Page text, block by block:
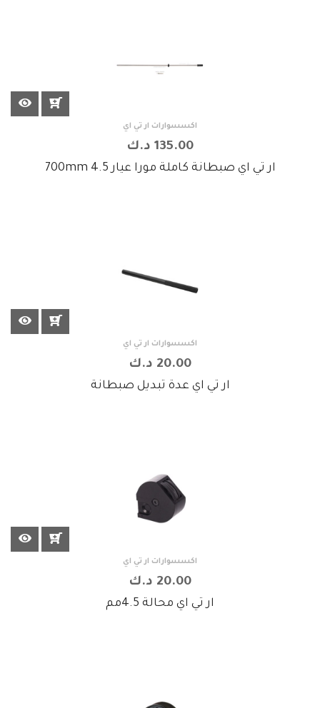
اكسسوارات ار تي اي
135.00 د.ك
ار تي اي صبطانة كاملة مورا عيار 4.5 700mm
اكسسوارات ار تي اي
20.00 د.ك
ار تي اي عدة تبديل صبطانة
اكسسوارات ار تي اي
20.00 د.ك
ار تي اي محالة 4.5مم